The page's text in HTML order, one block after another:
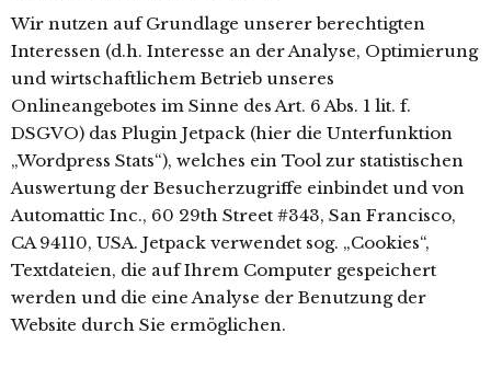
Wir nutzen auf Grundlage unserer berechtigten
Interessen (d.h. Interesse an der Analyse, Optimierung
und wirtschaftlichem Betrieb unseres
Onlineangebotes im Sinne des Art. 6 Abs. 1 lit. f.
DSGVO) das Plugin Jetpack (hier die Unterfunktion
„Wordpress Stats“), welches ein Tool zur statistischen
Auswertung der Besucherzugriffe einbindet und von
Automattic Inc., 60 29th Street #343, San Francisco,
CA 94110, USA. Jetpack verwendet sog. „Cookies“,
Textdateien, die auf Ihrem Computer gespeichert
werden und die eine Analyse der Benutzung der
Website durch Sie ermöglichen.